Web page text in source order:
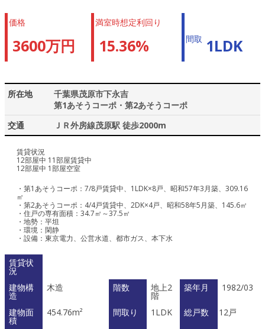
価格
3600万円
満室時想定利回り
15.36% 間取 1LDK
所在地
千葉県茂原市下永吉
第1あそうコーポ・第2あそうコーポ
交通
ＪＲ外房線茂原駅 徒歩2000m
賃貸状況
12部屋中 11部屋賃貸中
12部屋中 1部屋空室
・第1あそうコーポ：7/8戸賃貸中、1LDK×8戸、昭和57年3月築、309.16
㎡
・第2あそうコーポ：4/4戸賃貸中、2DK×4戸、昭和58年5月築、145.6㎡
・住戸の専有面積：34.7㎡～37.5㎡
・地勢：平坦
・環境：閑静
・設備：東京電力、公営水道、都市ガス、本下水
賃貸状
況
建物構
造
木造 階数 地上2
階
築年月 1982/03
建物面
積
454.76m² 間取り 1LDK 総戸数 12戸